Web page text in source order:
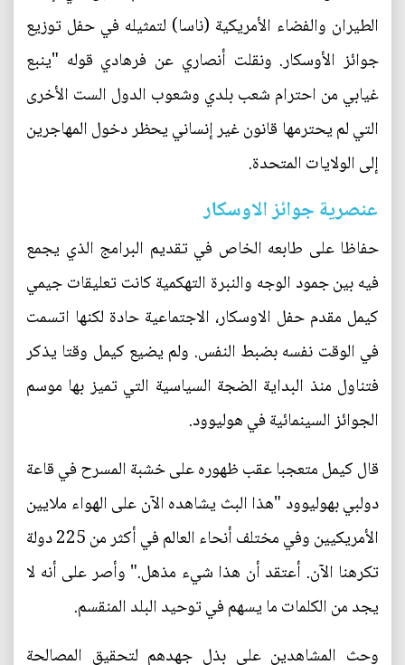
الطيران والفضاء الأمريكية (ناسا) لتمثيله في حفل توزيع
جوائز الأوسكار. ونقلت أنصاري عن فرهادي قوله "ينبع
غيابي من احترام شعب بلدي وشعوب الدول الست الأخرى
التي لم يحترمها قانون غير إنساني يحظر دخول المهاجرين
إلى الولايات المتحدة.
عنصرية جوائز الاوسكار
حفاظا على طابعه الخاص في تقديم البرامج الذي يجمع
فيه بين جمود الوجه والنبرة التهكمية كانت تعليقات جيمي
كيمل مقدم حفل الاوسكار، الاجتماعية حادة لكنها اتسمت
في الوقت نفسه بضبط النفس. ولم يضيع كيمل وقتا يذكر
فتناول منذ البداية الضجة السياسية التي تميز بها موسم
الجوائز السينمائية في هوليوود.
قال كيمل متعجبا عقب ظهوره على خشبة المسرح في قاعة
دولبي بهوليوود "هذا البث يشاهده الآن على الهواء ملايين
الأمريكيين وفي مختلف أنحاء العالم في أكثر من 225 دولة
تكرهنا الآن. أعتقد أن هذا شيء مذهل." وأصر على أنه لا
يجد من الكلمات ما يسهم في توحيد البلد المنقسم.
وحث المشاهدين على بذل جهدهم لتحقيق المصالحة